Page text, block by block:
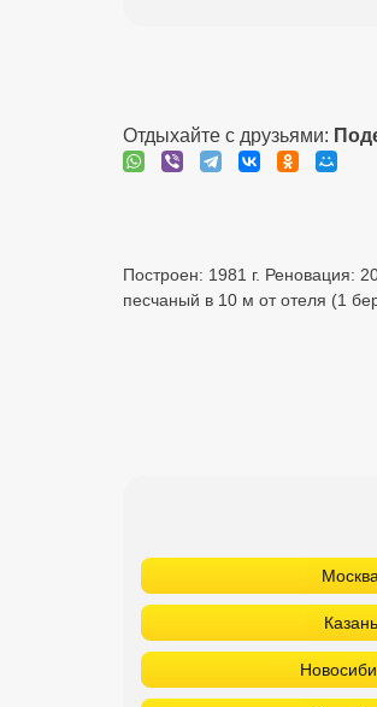
Отдыхайте с друзьями:
Построен: 1981 г. Реновация:
песчаный в 10 м от отеля (1
Москва
Казань